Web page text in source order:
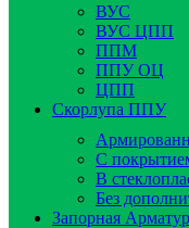
ВУС
ВУС ЦПП
ППМ
ППУ ОЦ
ЦПП
Скорлупа ППУ
C
В
Без
Запорная